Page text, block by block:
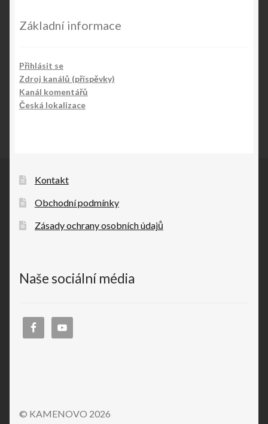
Základní informace
Přihlásit se
Zdroj kanálů (příspěvky)
Kanál komentářů
Česká lokalizace
Kontakt
Obchodní podmínky
Zásady ochrany osobních údajů
Naše sociální média
© KAMENOVO 2026